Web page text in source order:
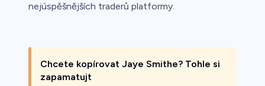
nejúspěšnějších traderů platformy.
Chcete kopírovat Jaye Smithe? Tohle si
zapamatujt